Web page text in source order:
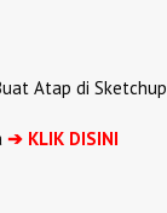
Atap di Sketchup
➔ KLIK DISINI